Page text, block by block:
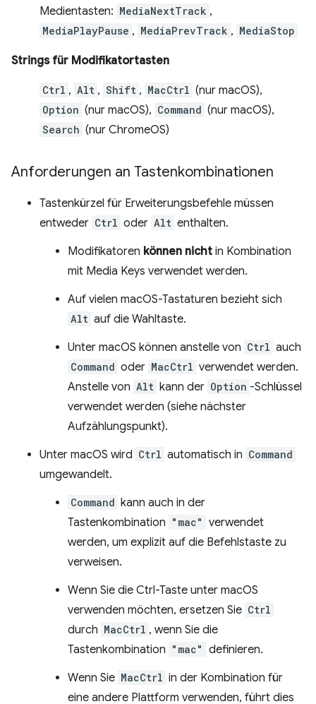
Medientasten: MediaNextTrack ,
MediaPlayPause , MediaPrevTrack , MediaStop
Strings für Modifikatortasten
Ctrl , Alt , Shift , MacCtrl (nur macOS),
Option (nur macOS), Command (nur macOS),
Search (nur ChromeOS)
Anforderungen an Tastenkombinationen
Tastenkürzel für Erweiterungsbefehle müssen
entweder Ctrl oder Alt enthalten.
Modifikatoren können nicht in Kombination
mit Media Keys verwendet werden.
Auf vielen macOS-Tastaturen bezieht sich
Alt auf die Wahltaste.
Unter macOS können anstelle von Ctrl auch
Command oder MacCtrl verwendet werden.
Anstelle von Alt kann der Option -Schlüssel
verwendet werden (siehe nächster
Aufzählungspunkt).
Unter macOS wird Ctrl automatisch in Command
umgewandelt.
Command kann auch in der
Tastenkombination "mac" verwendet
werden, um explizit auf die Befehlstaste zu
verweisen.
Wenn Sie die Ctrl-Taste unter macOS
verwenden möchten, ersetzen Sie Ctrl
durch MacCtrl , wenn Sie die
Tastenkombination "mac" definieren.
Wenn Sie MacCtrl in der Kombination für
eine andere Plattform verwenden, führt dies